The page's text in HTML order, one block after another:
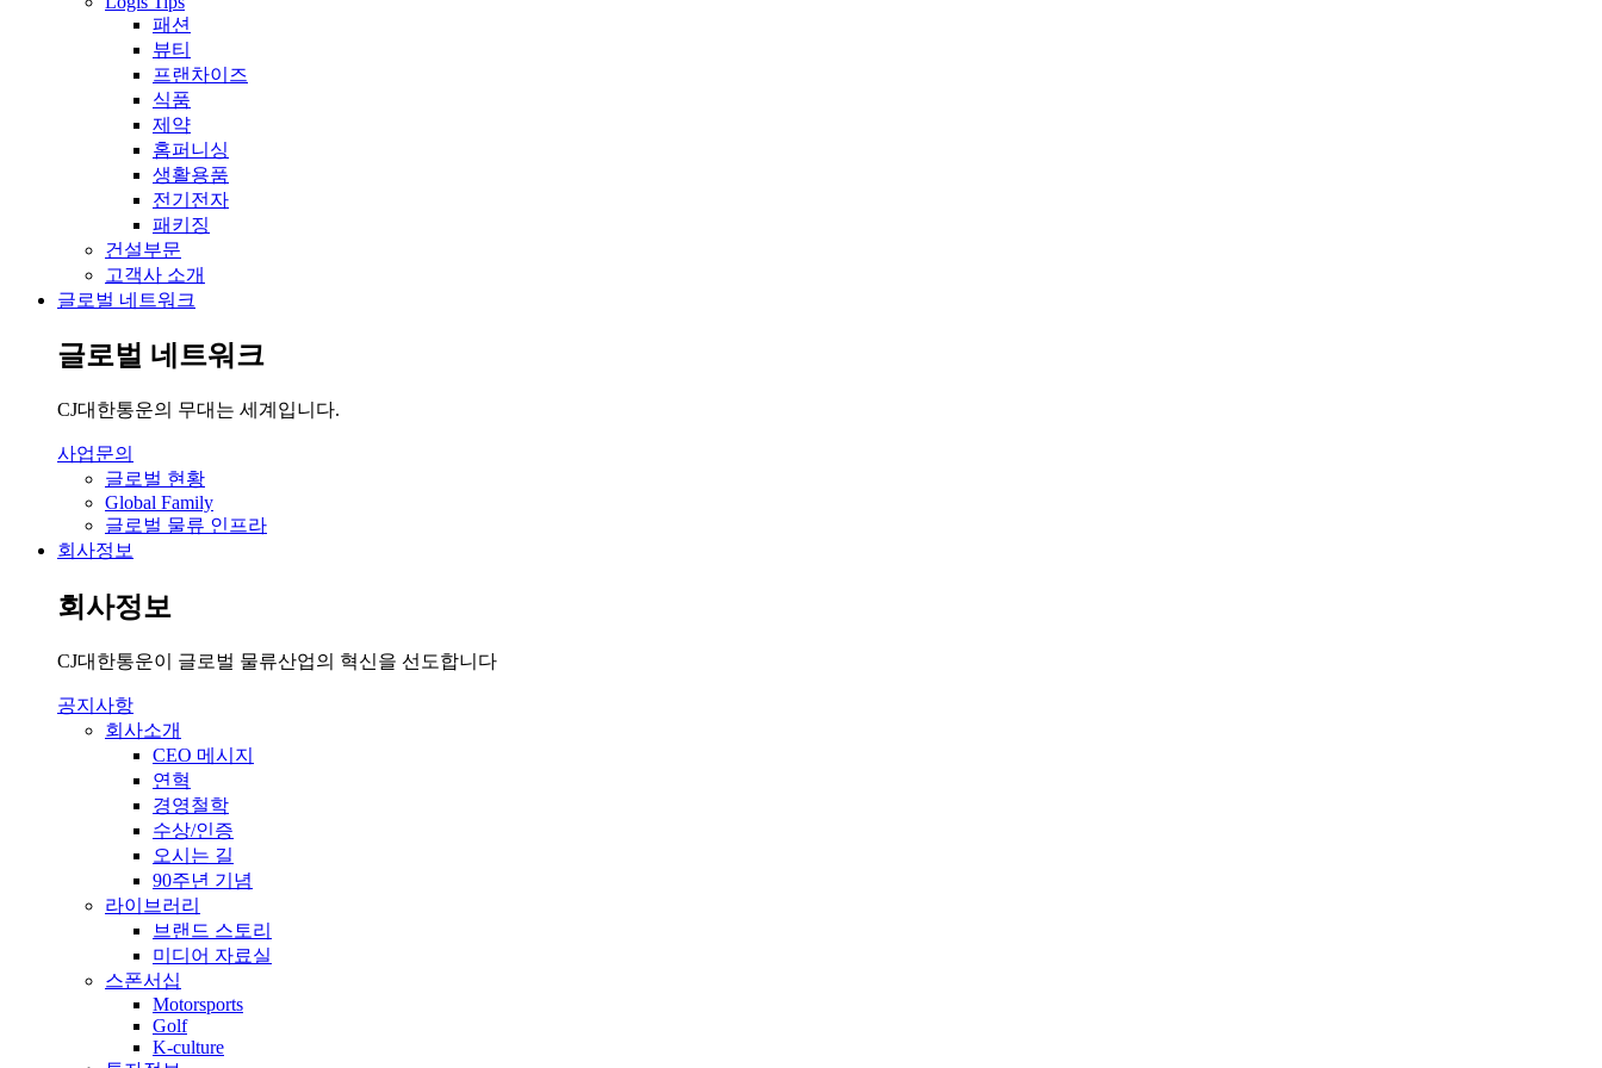
패션
뷰티
프랜차이즈
식품
제약
홈퍼니싱
생활용품
전기전자
패키징
건설부문
고객사 소개
글로벌 네트워크
글로벌 네트워크
CJ대한통운의 무대는 세계입니다.
사업문의
글로벌 현황
Global Family
글로벌 물류 인프라
회사정보
회사정보
CJ대한통운이 글로벌 물류산업의 혁신을 선도합니다
공지사항
회사소개
CEO 메시지
연혁
경영철학
수상/인증
오시는 길
90주년 기념
라이브러리
브랜드 스토리
미디어 자료실
스폰서십
Motorsports
Golf
K-culture